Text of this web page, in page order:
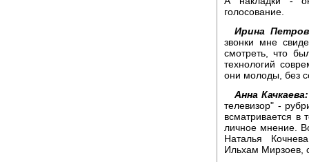
голосование.
Ирина
звонки мне
смотреть, что
технологий
они молоды, без
Анна Качкаева:
телевизор" -
всматривается в
личное мнение.
Наталья
Ильхам Мирзоев,